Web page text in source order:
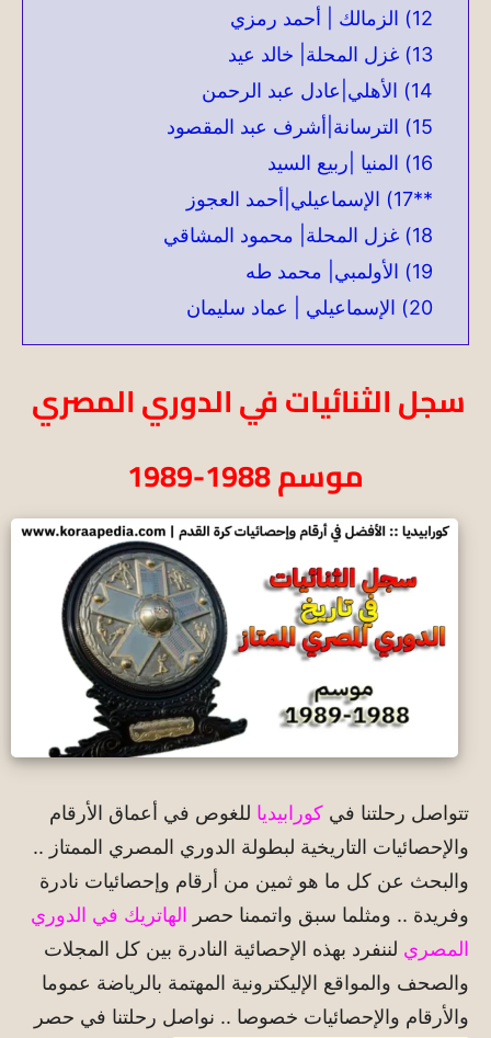
12) الزمالك | أحمد رمزي
13) غزل المحلة| خالد عيد
14) الأهلي|عادل عبد الرحمن
15) الترسانة|أشرف عبد المقصود
16) المنيا |ربيع السيد
**17) الإسماعيلي|أحمد العجوز
18) غزل المحلة| محمود المشاقي
19) الأولمبي| محمد طه
20) الإسماعيلي | عماد سليمان
سجل الثنائيات في الدوري المصري
موسم 1988-1989
تتواصل رحلتنا في كورابيديا للغوص في أعماق الأرقام
والإحصائيات التاريخية لبطولة الدوري المصري الممتاز ..
والبحث عن كل ما هو ثمين من أرقام وإحصائيات نادرة
وفريدة .. ومثلما سبق واتممنا حصر الهاتريك في الدوري
المصري لننفرد بهذه الإحصائية النادرة بين كل المجلات
والصحف والمواقع الإليكترونية المهتمة بالرياضة عموما
والأرقام والإحصائيات خصوصا .. نواصل رحلتنا في حصر